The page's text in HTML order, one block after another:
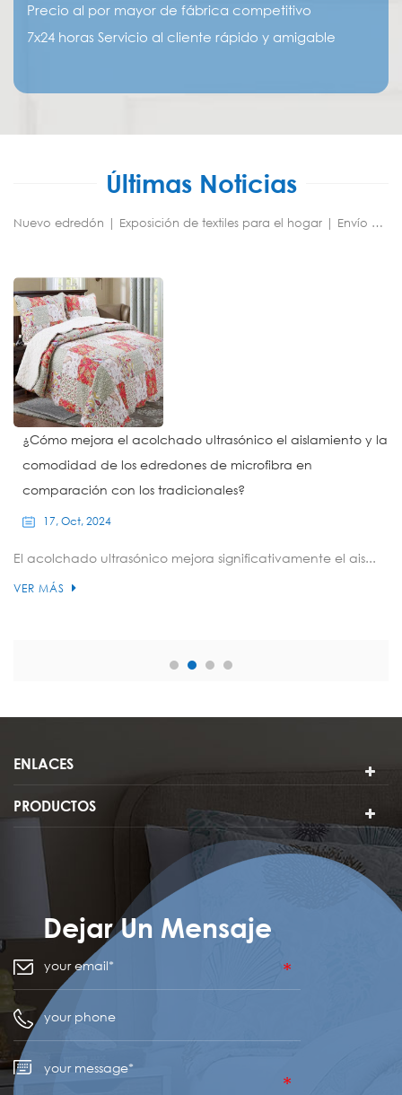
Precio al por mayor de fábrica competitivo
7x24 horas Servicio al cliente rápido y amigable
Últimas Noticias
Nuevo edredón | Exposición de textiles para el hogar | Envío | Visita del cliente | Fiesta
¿Cómo mejora el acolchado ultrasónico el aislamiento y la
comodidad de los edredones de microfibra en
comparación con los tradicionales?
17, Oct, 2024
El acolchado ultrasónico mejora significativamente el ais...
VER MÁS
ENLACES
PRODUCTOS
Dejar Un Mensaje